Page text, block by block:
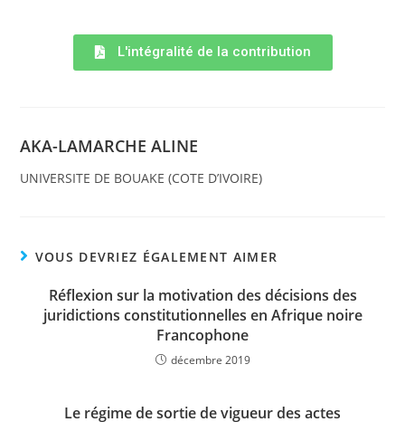
L'intégralité de la contribution
AKA-LAMARCHE ALINE
UNIVERSITE DE BOUAKE (COTE D’IVOIRE)
VOUS DEVRIEZ ÉGALEMENT AIMER
Réflexion sur la motivation des décisions des
juridictions constitutionnelles en Afrique noire
Francophone
décembre 2019
Le régime de sortie de vigueur des actes